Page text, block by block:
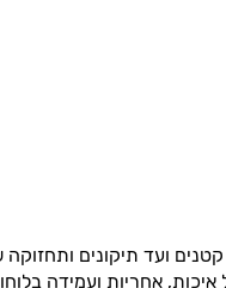
ועד תיקונים
איכות, אחריות ועמידה